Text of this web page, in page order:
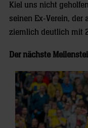
Kiel uns nicht
seinen Ex-Verein, der
ziemlich deutlich mit
Der nächste